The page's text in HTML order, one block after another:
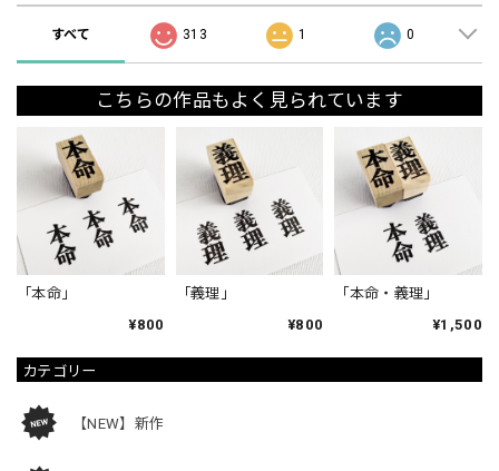
カテゴリー
【NEW】新作
すべて 313 1 0
こちらの作品もよく見られています
「本命」
¥800
「義理」
¥800
「本命・義理」
¥1,500